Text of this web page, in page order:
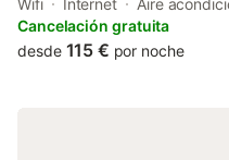
accommodation with a
views, this accommodation
Wifi Internet
Aire
Cancelación gratuita
desde 115 € por noche